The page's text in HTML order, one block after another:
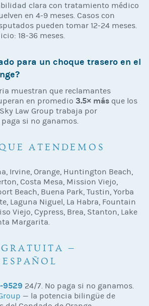
clara con tratamiento médico
en 4-9 meses. Casos con
pueden tomar 12-24 meses.
18-36 meses.
para un choque trasero en el
muestran que reclamantes
en promedio 3.5× más que los
Law Group trabaja por
si no ganamos.
ATENDEMOS
Irvine, Orange, Huntington Beach,
Costa Mesa, Mission Viejo,
Beach, Buena Park, Tustin, Yorba
Laguna Niguel, La Habra, Fountain
Viejo, Cypress, Brea, Stanton, Lake
Margarita.
—
9529 24/7. No paga si no ganamos.
— la potencia bilingüe de